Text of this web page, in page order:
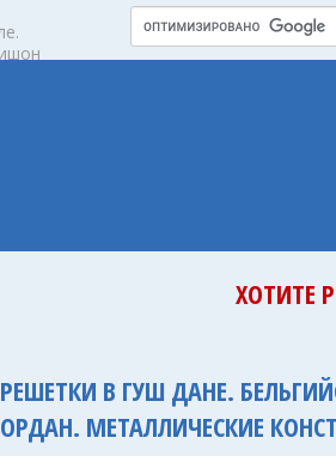
ХОТИТЕ
РЕШЕТКИ В ГУШ ДАНЕ.
ОРДАН. МЕТАЛЛИЧЕСКИЕ